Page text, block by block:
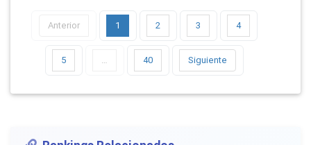
Anterior 1 2 3 4
5 … 40 Siguiente